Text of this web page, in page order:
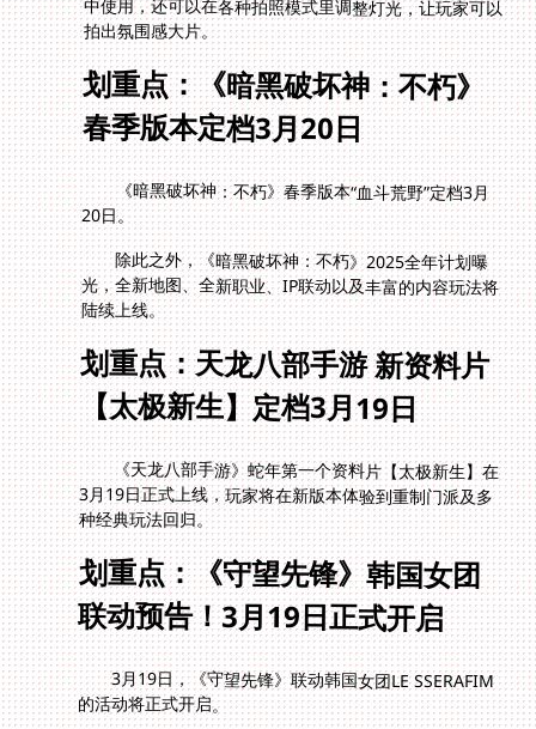
拍出氛围感大片。
划重点：《暗黑破坏神：不朽》
春季版本定档3月20日
《暗黑破坏神：不朽》春季版本“血斗荒野”定档3月
20日。
除此之外，《暗黑破坏神：不朽》2025全年计划曝
光，全新地图、全新职业、IP联动以及丰富的内容玩法将
陆续上线。
划重点：天龙八部手游 新资料片
【太极新生】定档3月19日
《天龙八部手游》蛇年第一个资料片【太极新生】在
3月19日正式上线，玩家将在新版本体验到重制门派及多
种经典玩法回归。
划重点：《守望先锋》韩国女团
联动预告！3月19日正式开启
3月19日，《守望先锋》联动韩国女团LE SSERAFIM
的活动将正式开启。